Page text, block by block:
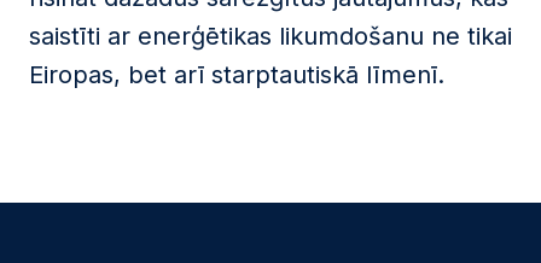
saistīti ar enerģētikas likumdošanu ne tikai
Eiropas, bet arī starptautiskā līmenī.